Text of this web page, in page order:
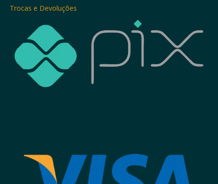
Trocas e Devoluções